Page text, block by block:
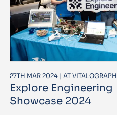
27TH MAR 2024 | AT VITALOGRAPH
Explore Engineering
Showcase 2024